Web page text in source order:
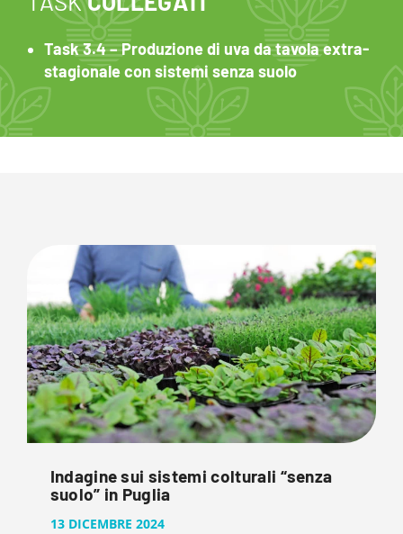
Task 3.4 – Produzione di uva da tavola extra-
stagionale con sistemi senza suolo
Indagine sui sistemi colturali “senza
suolo” in Puglia
13 DICEMBRE 2024